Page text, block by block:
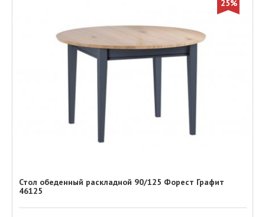
25%
Стол обеденный раскладной 90/125 Форест Графит
46125